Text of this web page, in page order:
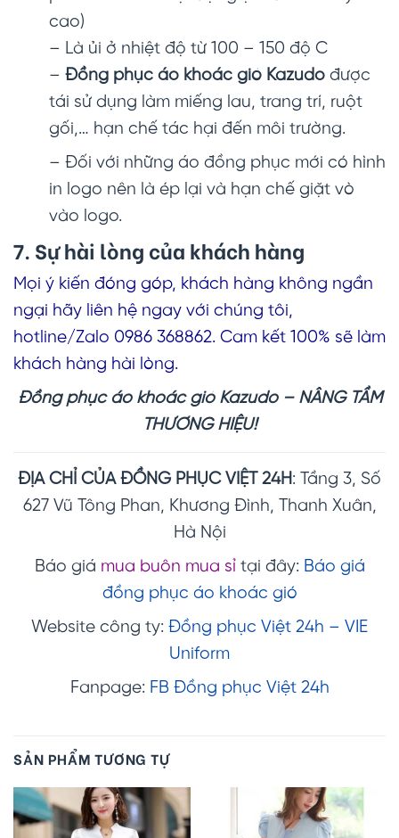
cao)
– Là ủi ở nhiệt độ từ 100 – 150 độ C
– Đồng phục áo khoác gió Kazudo được
tái sử dụng làm miếng lau, trang trí, ruột
gối,… hạn chế tác hại đến môi trường.
– Đối với những áo đồng phục mới có hình
in logo nên là ép lại và hạn chế giặt vò
vào logo.
7. Sự hài lòng của khách hàng
Mọi ý kiến đóng góp, khách hàng không ngần
ngại hãy liên hệ ngay với chúng tôi,
hotline/Zalo 0986 368862. Cam kết 100% sẽ làm
khách hàng hài lòng.
Đồng phục áo khoác gió Kazudo – NÂNG TẦM
THƯƠNG HIỆU!
ĐỊA CHỈ CỦA ĐỒNG PHỤC VIỆT 24H: Tầng 3, Số
627 Vũ Tông Phan, Khương Đình, Thanh Xuân,
Hà Nội
Báo giá mua buôn mua sỉ tại đây: Báo giá
đồng phục áo khoác gió
Website công ty: Đồng phục Việt 24h – VIE
Uniform
Fanpage: FB Đồng phục Việt 24h
SẢN PHẨM TƯƠNG TỰ